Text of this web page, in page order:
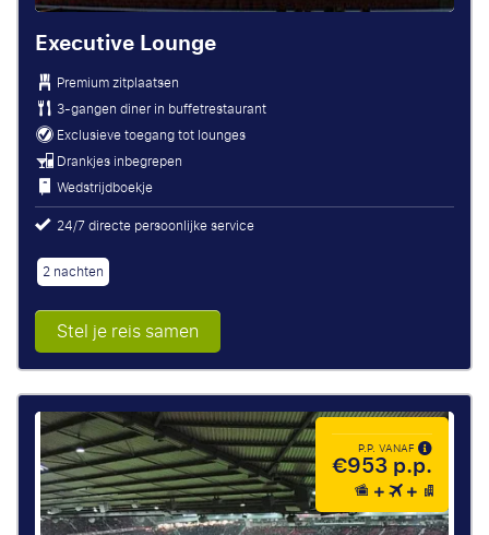
Executive Lounge
Premium zitplaatsen
3-gangen diner in buffetrestaurant
Exclusieve toegang tot lounges
Drankjes inbegrepen
Wedstrijdboekje
24/7 directe persoonlijke service
2 nachten
Stel je reis samen
P.P. VANAF
€953 p.p.